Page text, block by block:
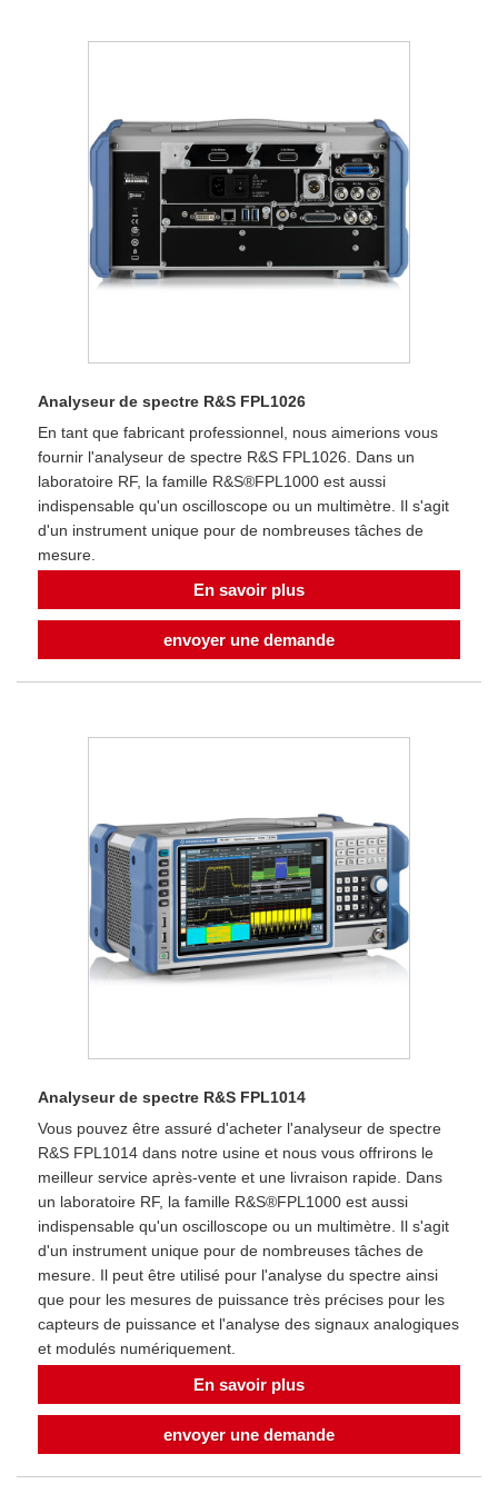
Analyseur de spectre R&S FPL1026
En tant que fabricant professionnel, nous aimerions vous
fournir l'analyseur de spectre R&S FPL1026. Dans un
laboratoire RF, la famille R&S®FPL1000 est aussi
indispensable qu'un oscilloscope ou un multimètre. Il s'agit
d'un instrument unique pour de nombreuses tâches de
mesure.
En savoir plus
envoyer une demande
Analyseur de spectre R&S FPL1014
Vous pouvez être assuré d'acheter l'analyseur de spectre
R&S FPL1014 dans notre usine et nous vous offrirons le
meilleur service après-vente et une livraison rapide. Dans
un laboratoire RF, la famille R&S®FPL1000 est aussi
indispensable qu'un oscilloscope ou un multimètre. Il s'agit
d'un instrument unique pour de nombreuses tâches de
mesure. Il peut être utilisé pour l'analyse du spectre ainsi
que pour les mesures de puissance très précises pour les
capteurs de puissance et l'analyse des signaux analogiques
et modulés numériquement.
En savoir plus
envoyer une demande